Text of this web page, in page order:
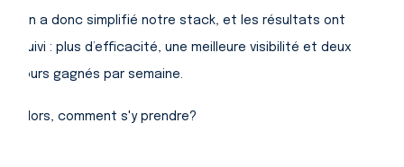
On a donc simplifié notre stack, et les résultats ont
suivi : plus d’efficacité, une meilleure visibilité et deux
jours gagnés par semaine.
Alors, comment s'y prendre?